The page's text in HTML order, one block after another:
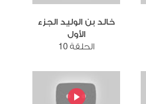
خالد بن الوليد الجزء
الأول
الحلقة 10